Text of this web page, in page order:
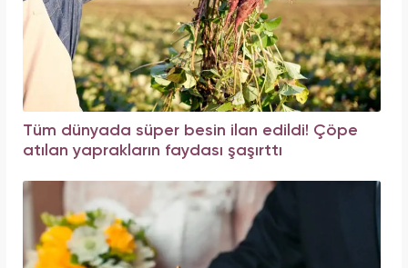
Tüm dünyada süper besin ilan edildi! Çöpe
atılan yaprakların faydası şaşırttı